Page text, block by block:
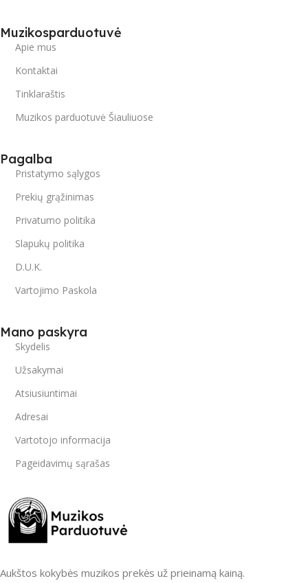
Muzikosparduotuvė
Apie mus
Kontaktai
Tinklaraštis
Muzikos parduotuvė Šiauliuose
Pagalba
Pristatymo sąlygos
Prekių grąžinimas
Privatumo politika
Slapukų politika
D.U.K.
Vartojimo Paskola
Mano paskyra
Skydelis
Užsakymai
Atsiusiuntimai
Adresai
Vartotojo informacija
Pageidavimų sąrašas
Aukštos kokybės muzikos prekės už prieinamą kainą.